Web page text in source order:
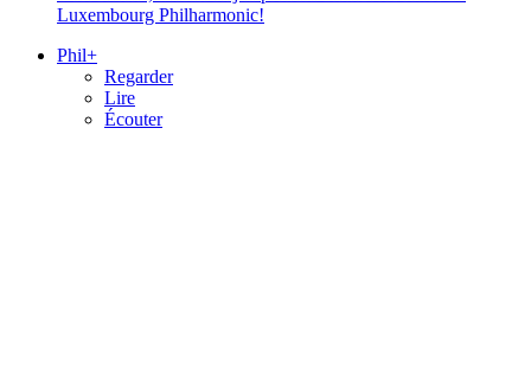
Luxembourg Philharmonic!
Phil+
Regarder
Lire
Écouter